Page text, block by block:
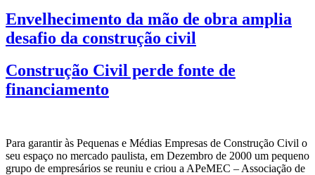
Envelhecimento da mão de obra amplia
desafio da construção civil
Construção Civil perde fonte de
financiamento
Para garantir às Pequenas e Médias Empresas de Construção Civil o
seu espaço no mercado paulista, em Dezembro de 2000 um pequeno
grupo de empresários se reuniu e criou a APeMEC – Associação de